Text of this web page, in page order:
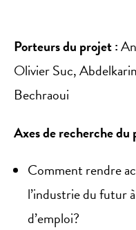
Porteurs du projet :
Olivier Suc,
Bechraoui
Axes de recherche du
Comment rendre
l’industrie du futur
d’emploi?